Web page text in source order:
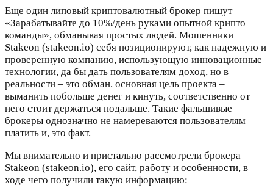
Еще один липовый криптовалютный брокер пишут
«Зарабатывайте до 10%/день руками опытной крипто
команды», обманывая простых людей. Мошенники
Stakeon (stakeon.io) себя позиционируют, как надежную и
проверенную компанию, использующую инновационные
технологии, да бы дать пользователям доход, но в
реальности – это обман. основная цель проекта –
выманить побольше денег и кинуть, соответственно от
него стоит держаться подальше. Такие фальшивые
брокеры однозначно не намереваются пользователям
платить и, это факт.
Мы внимательно и пристально рассмотрели брокера
Stakeon (stakeon.io), его сайт, работу и особенности, в
ходе чего получили такую информацию: